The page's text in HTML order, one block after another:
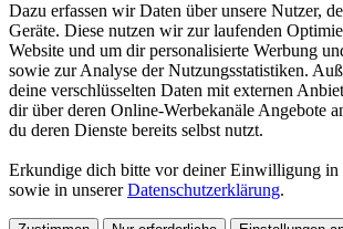
Dazu erfassen wir Daten über unsere Nutzer,
Geräte. Diese nutzen wir zur laufenden
Website und um dir personalisierte Werbung
sowie zur Analyse der Nutzungsstatistiken.
deine verschlüsselten Daten mit externen
dir über deren Online-Werbekanäle Angebote
du deren Dienste bereits selbst nutzt.
Erkundige dich bitte vor deiner Einwilligung in
sowie in unsererDatenschutzerklärung.